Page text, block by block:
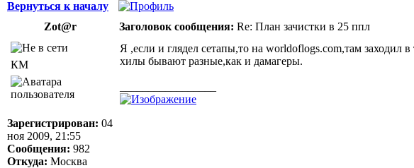
Вернуться к началу
Zot@r
Заголовок сообщения: Re: План зачистки в 25 ппл
КМ
Зарегистрирован: 04
ноя 2009, 21:55
Сообщения: 982
Откуда: Москва
Я ,если и глядел сетапы,то на worldoflogs.com,там заходил
хилы бывают разные,как и дамагеры.